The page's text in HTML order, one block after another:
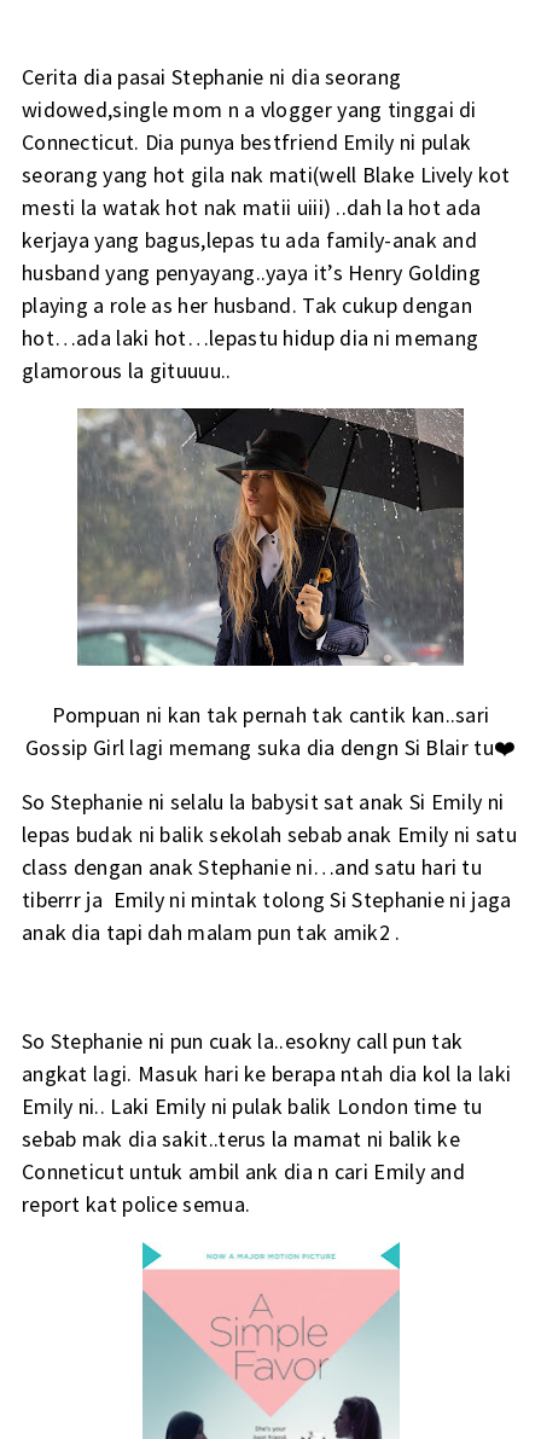
Cerita dia pasai Stephanie ni dia seorang
widowed,single mom n a vlogger yang tinggai di
Connecticut. Dia punya bestfriend Emily ni pulak
seorang yang hot gila nak mati(well Blake Lively kot
mesti la watak hot nak matii uiii) ..dah la hot ada
kerjaya yang bagus,lepas tu ada family-anak and
husband yang penyayang..yaya it’s Henry Golding
playing a role as her husband. Tak cukup dengan
hot…ada laki hot…lepastu hidup dia ni memang
glamorous la gituuuu..
Pompuan ni kan tak pernah tak cantik kan..sari
Gossip Girl lagi memang suka dia dengn Si Blair tu❤️
So Stephanie ni selalu la babysit sat anak Si Emily ni
lepas budak ni balik sekolah sebab anak Emily ni satu
class dengan anak Stephanie ni…and satu hari tu
tiberrr ja Emily ni mintak tolong Si Stephanie ni jaga
anak dia tapi dah malam pun tak amik2 .
So Stephanie ni pun cuak la..esokny call pun tak
angkat lagi. Masuk hari ke berapa ntah dia kol la laki
Emily ni.. Laki Emily ni pulak balik London time tu
sebab mak dia sakit..terus la mamat ni balik ke
Conneticut untuk ambil ank dia n cari Emily and
report kat police semua.